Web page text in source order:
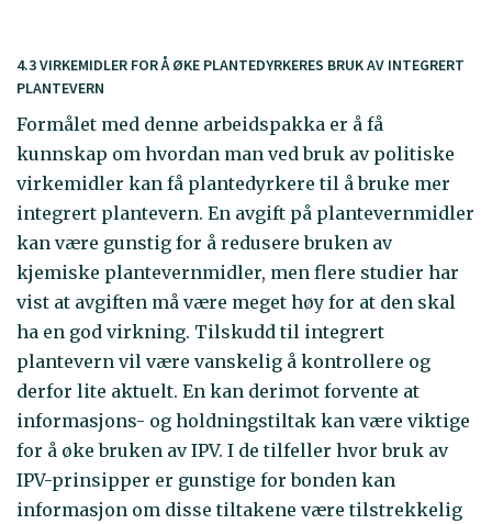
4.3 VIRKEMIDLER FOR Å ØKE PLANTEDYRKERES BRUK AV INTEGRERT
PLANTEVERN
Formålet med denne arbeidspakka er å få
kunnskap om hvordan man ved bruk av politiske
virkemidler kan få plantedyrkere til å bruke mer
integrert plantevern. En avgift på plantevernmidler
kan være gunstig for å redusere bruken av
kjemiske plantevernmidler, men flere studier har
vist at avgiften må være meget høy for at den skal
ha en god virkning. Tilskudd til integrert
plantevern vil være vanskelig å kontrollere og
derfor lite aktuelt. En kan derimot forvente at
informasjons- og holdningstiltak kan være viktige
for å øke bruken av IPV. I de tilfeller hvor bruk av
IPV-prinsipper er gunstige for bonden kan
informasjon om disse tiltakene være tilstrekkelig